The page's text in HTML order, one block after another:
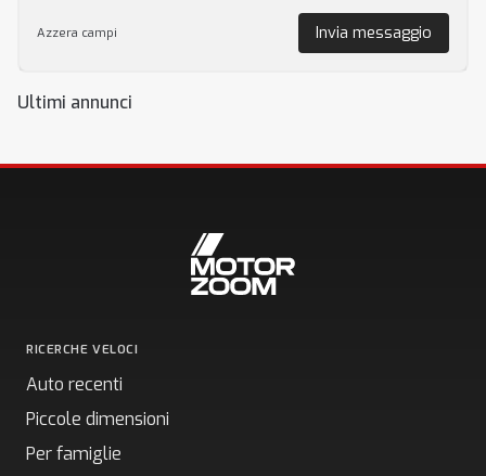
Azzera campi Invia messaggio
Ultimi annunci
RICERCHE VELOCI
Auto recenti
Piccole dimensioni
Per famiglie